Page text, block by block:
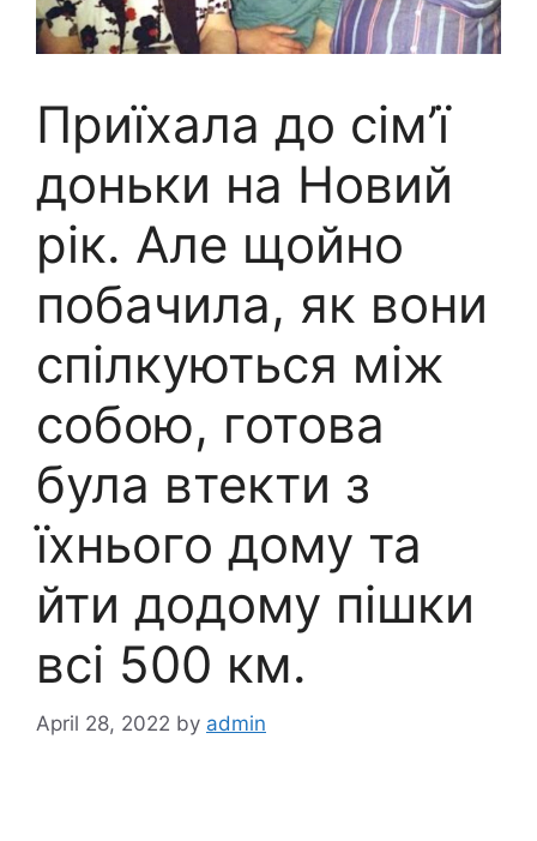
Приїхала до сім’ї
доньки на Новий
рік. Але щойно
побачила, як вони
спілкуються між
собою, готова
була втекти з
їхнього дому та
йти додому пішки
всі 500 км.
April 28, 2022 by admin